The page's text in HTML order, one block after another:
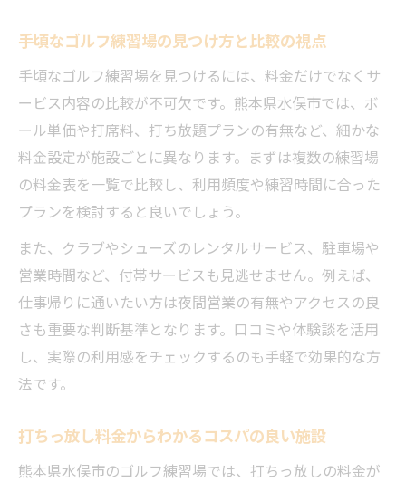
手頃なゴルフ練習場の見つけ方と比較の視点
手頃なゴルフ練習場を見つけるには、料金だけでなくサ
ービス内容の比較が不可欠です。熊本県水俣市では、ボ
ール単価や打席料、打ち放題プランの有無など、細かな
料金設定が施設ごとに異なります。まずは複数の練習場
の料金表を一覧で比較し、利用頻度や練習時間に合った
プランを検討すると良いでしょう。
また、クラブやシューズのレンタルサービス、駐車場や
営業時間など、付帯サービスも見逃せません。例えば、
仕事帰りに通いたい方は夜間営業の有無やアクセスの良
さも重要な判断基準となります。口コミや体験談を活用
し、実際の利用感をチェックするのも手軽で効果的な方
法です。
打ちっ放し料金からわかるコスパの良い施設
熊本県水俣市のゴルフ練習場では、打ちっ放しの料金が